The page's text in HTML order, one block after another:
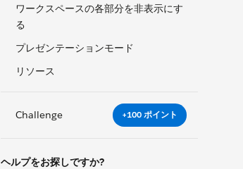
ワークスペースの各部分を非表示にす
る
プレゼンテーションモード
リソース
Challenge +100 ポイント
ヘルプをお探しですか?